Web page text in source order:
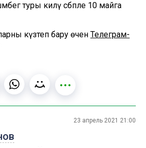
туры килү сәбәпле 10 майга
күзәтеп бару өчен Телеграм-
23 апрель 2021 21:00